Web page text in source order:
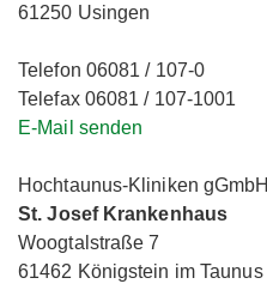
61250 Usingen
Telefon 06081 / 107-0
Telefax 06081 / 107-1001
E-Mail senden
Hochtaunus-Kliniken gGmbH
St. Josef Krankenhaus
Woogtalstraße 7
61462 Königstein im Taunus